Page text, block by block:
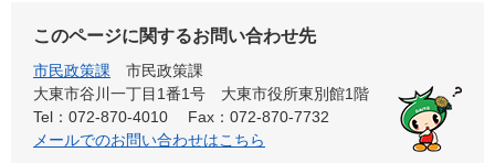
このページに関するお問い合わせ先
市民政策課
市民政策課
大東市谷川一丁目1番1号 大東市役所東別館1階
Tel：072-870-4010
Fax：072-870-7732
メールでのお問い合わせはこちら